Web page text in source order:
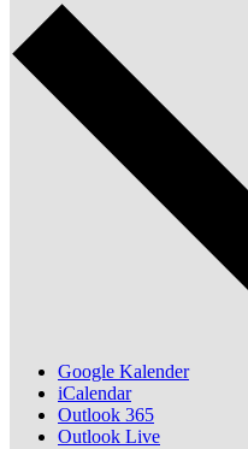
Google Kalender
iCalendar
Outlook 365
Outlook Live